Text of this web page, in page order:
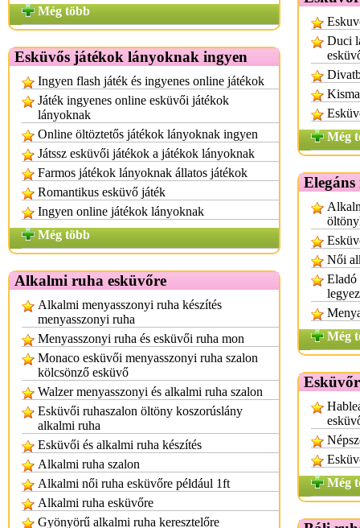
Még több
Esküvős játékok lányoknak ingyen
Ingyen flash játék és ingyenes online játékok
Játék ingyenes online esküvői játékok
lányoknak
Online öltöztetős játékok lányoknak ingyen
Játssz esküvői játékok a játékok lányoknak
Farmos játékok lányoknak állatos játékok
Romantikus esküvő játék
Ingyen online játékok lányoknak
Még több
Alkalmi ruha esküvőre
Alkalmi menyasszonyi ruha készítés
menyasszonyi ruha
Menyasszonyi ruha és esküvői ruha mon
Monaco esküvői menyasszonyi ruha szalon
kölcsönző esküvő
Walzer menyasszonyi és alkalmi ruha szalon
Esküvői ruhaszalon öltöny koszorúslány
alkalmi ruha
Esküvői és alkalmi ruha készítés
Alkalmi ruha szalon
Alkalmi női ruha esküvőre például 1ft
Alkalmi ruha esküvőre
Gyönyörű alkalmi ruha keresztelőre
Duci
Még
Női
Eladó
Még
Még